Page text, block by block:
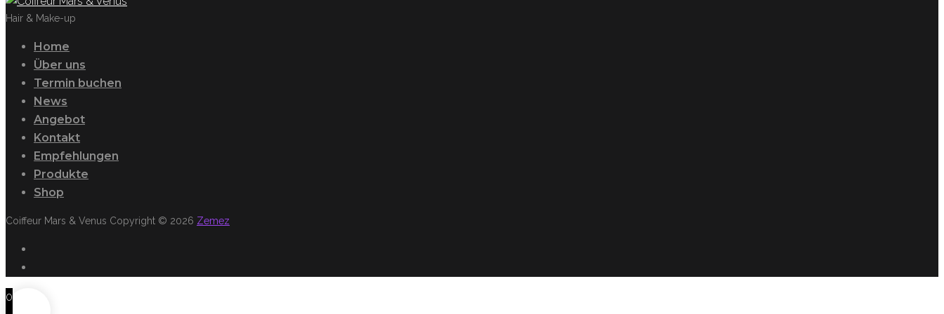
Hair & Make-up
Home
Über uns
Termin buchen
News
Angebot
Kontakt
Empfehlungen
Produkte
Shop
Coiffeur Mars & Venus Copyright © 2026 Zemez
0